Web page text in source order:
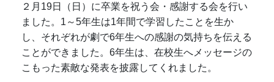
２月19日（日）に卒業を祝う会・感謝する会を行い
ました。1～5年生は1年間で学習したことを生か
し、それぞれが劇で6年生への感謝の気持ちを伝える
ことができました。6年生は、在校生へメッセージの
こもった素敵な発表を披露してくれました。